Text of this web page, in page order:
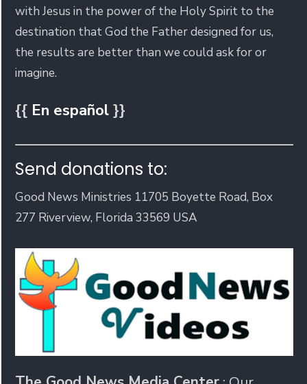
with Jesus in the power of the Holy Spirit to the
destination that God the Father designed for us,
the results are better than we could ask for or
imagine.
{{ En español}}
Send donations to:
Good News Ministries 11705 Boyette Road, Box
277 Riverview, Florida 33569 USA